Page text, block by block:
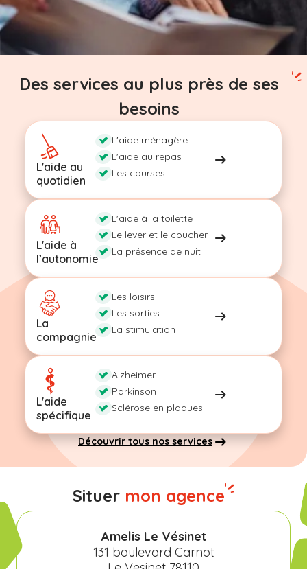
Des services au plus près de ses
besoins
L'aide au
quotidien
L'aide ménagère
L'aide au repas
Les courses
L'aide à
l’autonomie
L'aide à la toilette
Le lever et le coucher
La présence de nuit
La
compagnie
Les loisirs
Les sorties
La stimulation
L'aide
spécifique
Alzheimer
Parkinson
Sclérose en plaques
Découvrir tous nos services
Situer mon agence
Amelis Le Vésinet
131 boulevard Carnot